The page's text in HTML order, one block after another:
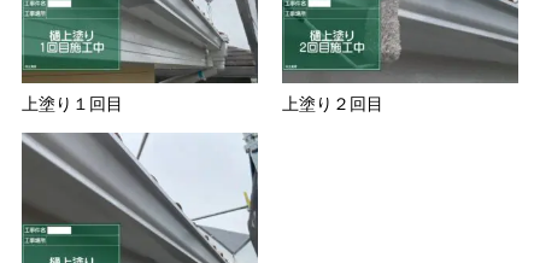
上塗り１回目 上塗り２回目